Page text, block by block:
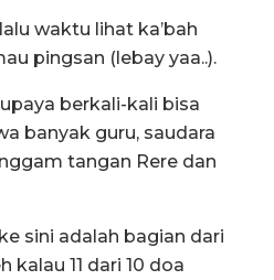
waktu lihat ka’bah
pingsan (lebay yaa..).
berkali-kali bisa
banyak guru, saudara
tangan Rere dan
sini adalah bagian dari
kalau 11 dari 10 doa